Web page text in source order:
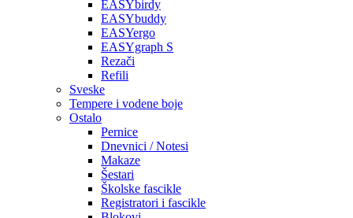
EASYbirdy
EASYbuddy
EASYergo
EASYgraph S
Rezači
Refili
Sveske
Tempere i vodene boje
Ostalo
Pernice
Dnevnici / Notesi
Makaze
Šestari
Školske fascikle
Registratori i fascikle